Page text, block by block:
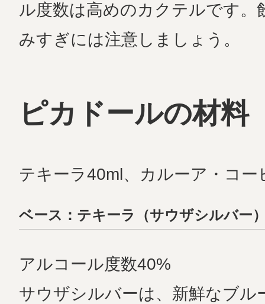
ル度数は高めのカクテルです。
みすぎには注意しましょう。
ピカドールの材料
テキーラ40ml、カルーア・コー
ベース：テキーラ（サウザシルバー
アルコール度数40%
サウザシルバーは、新鮮なブル